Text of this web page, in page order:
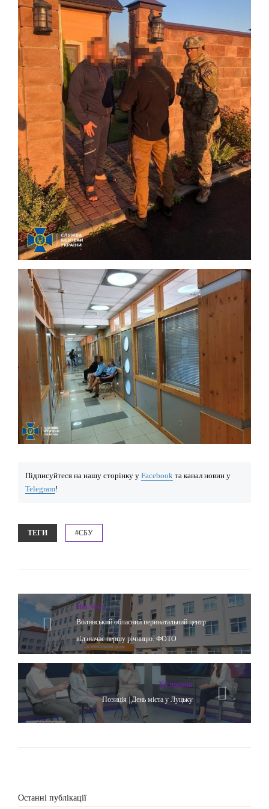
Підписуйтеся на нашу сторінку у Facebook та канал новин у
Telegram!
ТЕГИ #СБУ
Hot News
Волинський обласний перинатальний центр
відзначає першу річницю. ФОТО
Yсі новини
Позиція | День міста у Луцьку
Останні публікації